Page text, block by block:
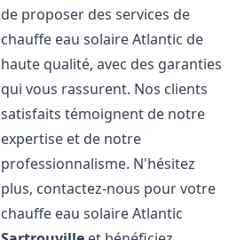
de proposer des services de
chauffe eau solaire Atlantic de
haute qualité, avec des garanties
qui vous rassurent. Nos clients
satisfaits témoignent de notre
expertise et de notre
professionnalisme. N'hésitez
plus, contactez-nous pour votre
chauffe eau solaire Atlantic